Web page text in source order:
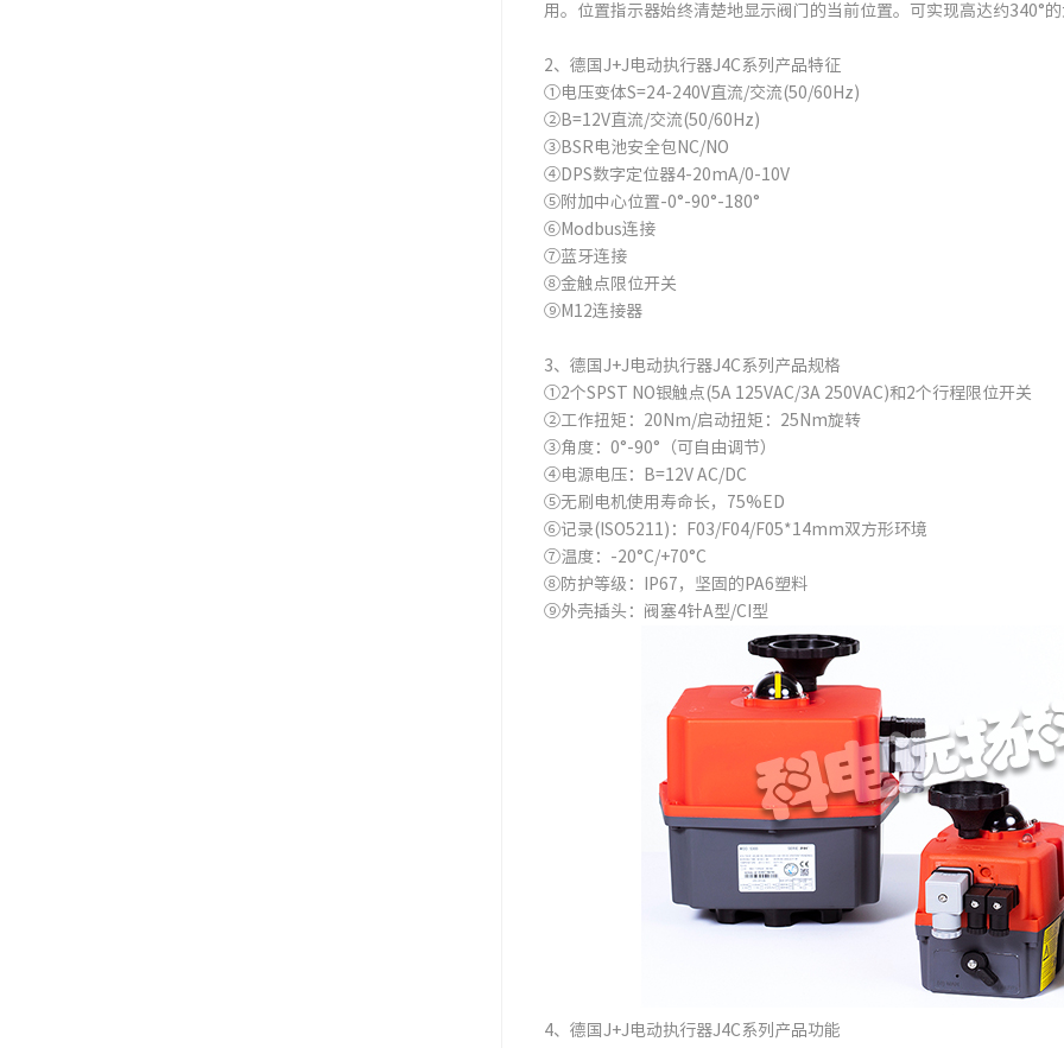
用。位置指示器始终清楚地显示阀门的当前位置。可实现高达约340°
2、德国J+J电动执行器J4C系列产品特征
①电压变体S=24-240V直流/交流(50/60Hz)
②B=12V直流/交流(50/60Hz)
③BSR电池安全包NC/NO
④DPS数字定位器4-20mA/0-10V
⑤附加中心位置-0°-90°-180°
⑥Modbus连接
⑦蓝牙连接
⑧金触点限位开关
⑨M12连接器
3、德国J+J电动执行器J4C系列产品规格
①2个SPST NO银触点(5A 125VAC/3A 250VAC)和2个行程限位开关
②工作扭矩：20Nm/启动扭矩：25Nm旋转
③角度：0°-90°（可自由调节）
④电源电压：B=12V AC/DC
⑤无刷电机使用寿命长，75%ED
⑥记录(ISO5211)：F03/F04/F05*14mm双方形环境
⑦温度：-20°C/+70°C
⑧防护等级：IP67，坚固的PA6塑料
⑨外壳插头：阀塞4针A型/CI型
4、德国J+J电动执行器J4C系列产品功能